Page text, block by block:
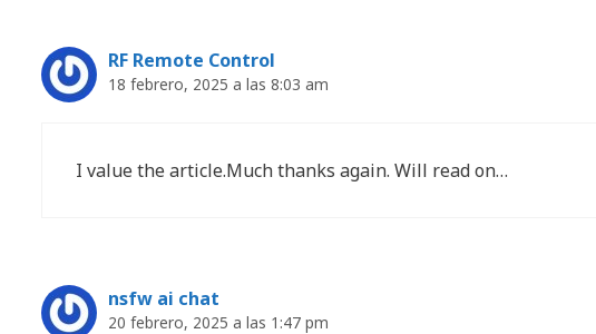
RF Remote Control
18 febrero, 2025 a las 8:03 am
I value the article.Much thanks again. Will read on…
nsfw ai chat
20 febrero, 2025 a las 1:47 pm